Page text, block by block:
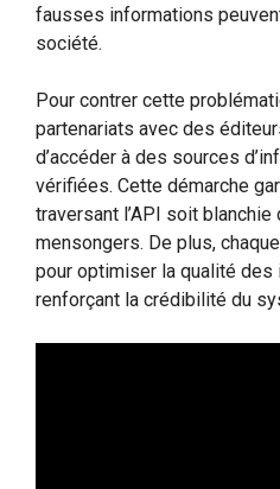
fausses informations
société.
Pour contrer cette
partenariats avec des
d’accéder à des sources
vérifiées. Cette démarche
traversant l’API soit blanchie
mensongers. De plus,
pour optimiser la qualité
renforçant la crédibilité du